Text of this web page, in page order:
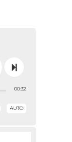

00:32
AUTO